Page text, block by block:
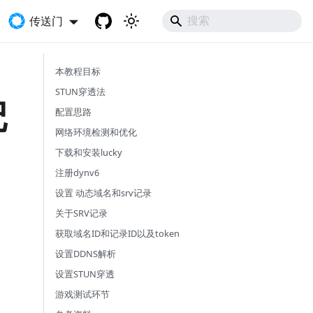
传送门
本教程目标
STUN穿透法
配置思路
网络环境检测和优化
下载和安装lucky
注册dynv6
设置 动态域名和srv记录
关于SRV记录
获取域名ID和记录ID以及token
设置DDNS解析
设置STUN穿透
游戏测试环节